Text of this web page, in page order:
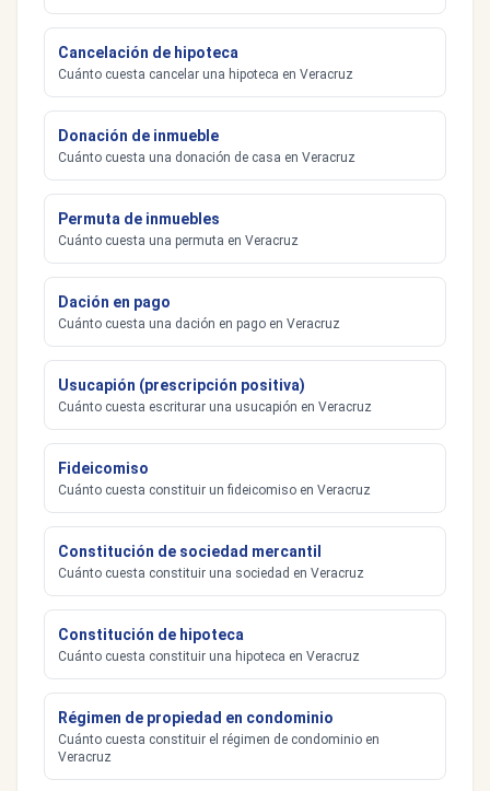
Cancelación de hipoteca
Cuánto cuesta cancelar una hipoteca en Veracruz
Donación de inmueble
Cuánto cuesta una donación de casa en Veracruz
Permuta de inmuebles
Cuánto cuesta una permuta en Veracruz
Dación en pago
Cuánto cuesta una dación en pago en Veracruz
Usucapión (prescripción positiva)
Cuánto cuesta escriturar una usucapión en Veracruz
Fideicomiso
Cuánto cuesta constituir un fideicomiso en Veracruz
Constitución de sociedad mercantil
Cuánto cuesta constituir una sociedad en Veracruz
Constitución de hipoteca
Cuánto cuesta constituir una hipoteca en Veracruz
Régimen de propiedad en condominio
Cuánto cuesta constituir el régimen de condominio en
Veracruz